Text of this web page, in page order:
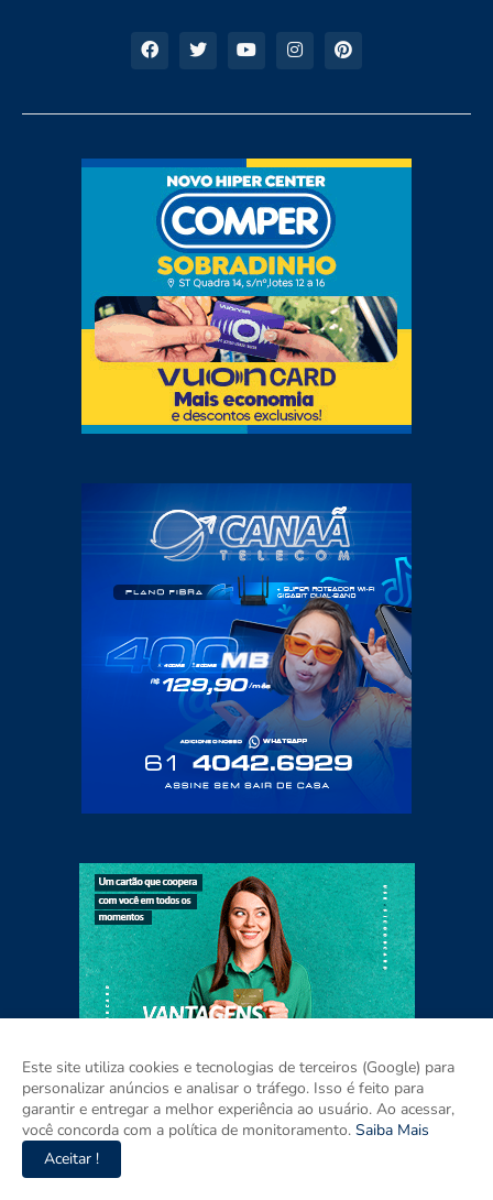
Este site utiliza cookies e tecnologias de terceiros (Google) para
personalizar anúncios e analisar o tráfego. Isso é feito para
garantir e entregar a melhor experiência ao usuário. Ao acessar,
você concorda com a política de monitoramento. Saiba Mais
Aceitar !